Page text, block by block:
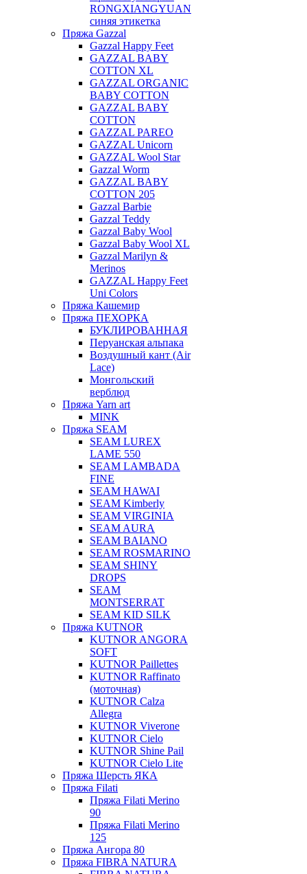
RONGXIANGYUAN
синяя этикетка
Пряжа Gazzal
Gazzal Happy Feet
GAZZAL BABY
COTTON XL
GAZZAL ORGANIC
BABY COTTON
GAZZAL BABY
COTTON
GAZZAL PAREO
GAZZAL Unicorn
GAZZAL Wool Star
Gazzal Worm
GAZZAL BABY
COTTON 205
Gazzal Barbie
Gazzal Teddy
Gazzal Baby Wool
Gazzal Baby Wool XL
Gazzal Marilyn &
Merinos
GAZZAL Happy Feet
Uni Colors
Пряжа Кашемир
Пряжа ПЕХОРКА
БУКЛИРОВАННАЯ
Перуанская альпака
Воздушный кант (Air
Lace)
Монгольский
верблюд
Пряжа Yarn art
MINK
Пряжа SEAM
SEAM LUREX
LAME 550
SEAM LAMBADA
FINE
SEAM HAWAI
SEAM Kimberly
SEAM VIRGINIA
SEAM AURA
SEAM BAIANO
SEAM ROSMARINO
SEAM SHINY
DROPS
SEAM
MONTSERRAT
SEAM KID SILK
Пряжа KUTNOR
KUTNOR ANGORA
SOFT
KUTNOR Paillettes
KUTNOR Raffinato
(моточная)
KUTNOR Calza
Allegra
KUTNOR Viverone
KUTNOR Cielo
KUTNOR Shine Pail
KUTNOR Cielo Lite
Пряжа Шерсть ЯКА
Пряжа Filati
Пряжа Filati Merino
90
Пряжа Filati Merino
125
Пряжа Ангора 80
Пряжа FIBRA NATURA